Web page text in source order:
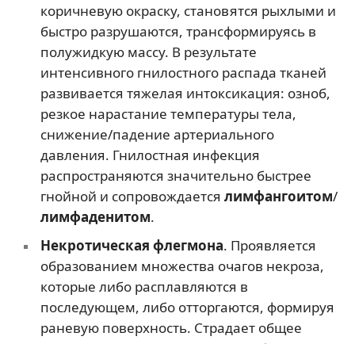
коричневую окраску, становятся рыхлыми и
быстро разрушаются, трансформируясь в
полужидкую массу. В результате
интенсивного гнилостного распада тканей
развивается тяжелая интоксикация: озноб,
резкое нарастание температуры тела,
снижение/падение артериального
давления. Гнилостная инфекция
распространяются значительно быстрее
гнойной и сопровождается лимфангоитом/
лимфаденитом.
Некротическая флегмона. Проявляется
образованием множества очагов некроза,
которые либо расплавляются в
последующем, либо отторгаются, формируя
раневую поверхность. Страдает общее